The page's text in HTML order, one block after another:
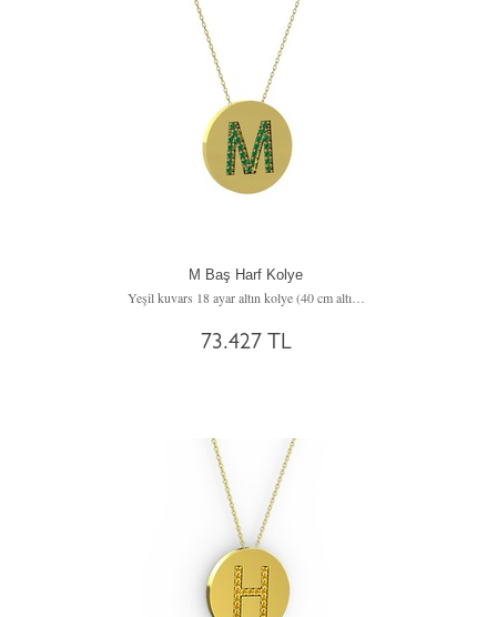
M Baş Harf Kolye
73.427 TL